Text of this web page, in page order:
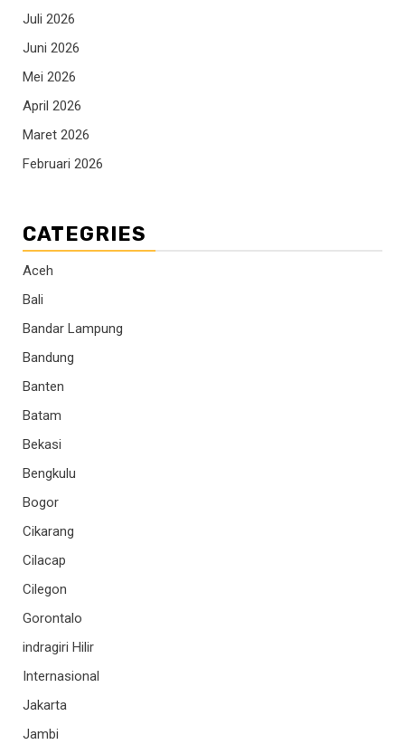
Juli 2026
Juni 2026
Mei 2026
April 2026
Maret 2026
Februari 2026
CATEGRIES
Aceh
Bali
Bandar Lampung
Bandung
Banten
Batam
Bekasi
Bengkulu
Bogor
Cikarang
Cilacap
Cilegon
Gorontalo
indragiri Hilir
Internasional
Jakarta
Jambi